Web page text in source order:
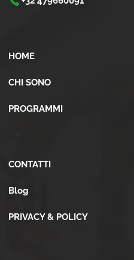
HOME
CHI SONO
PROGRAMMI
CONTATTI
Blog
PRIVACY & POLICY